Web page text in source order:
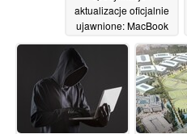
aktualizacje oficjalnie
ujawnione: MacBook
04/06/2026